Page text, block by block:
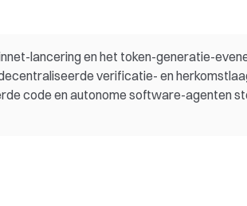
lancering en het token-generatie-
verificatie- en
code en autonome software-agenten